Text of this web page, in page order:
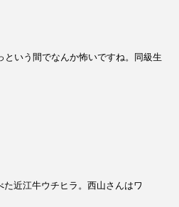
という間でなんか怖いですね。同級生
近江牛ウチヒラ。西山さんはワ